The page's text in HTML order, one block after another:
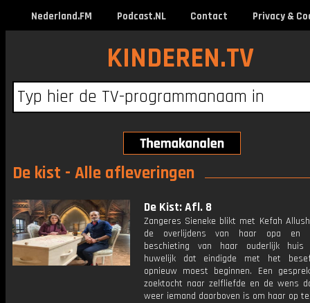
Nederland.FM Podcast.NL Contact Privacy &
KINDEREN.TV
De kist - Alle afleveringen
De Kist: Afl. 8
Zangeres Sieneke blikt met Kefah
de overlijdens van haar opa en
beschieting van haar ouderlijk
huwelijk dat eindigde met het
opnieuw moest beginnen. Een
zoektocht naar zelfliefde en de wens
weer iemand daarboven is om haar op